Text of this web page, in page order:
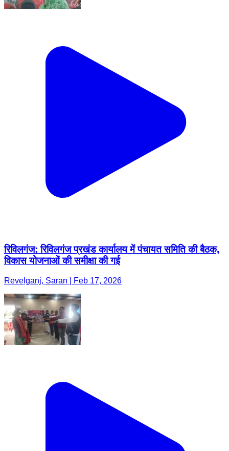
रिविलगंज: रिविलगंज प्रखंड कार्यालय में पंचायत समिति की बैठक,
विकास योजनाओं की समीक्षा की गई
Revelganj, Saran | Feb 17, 2026